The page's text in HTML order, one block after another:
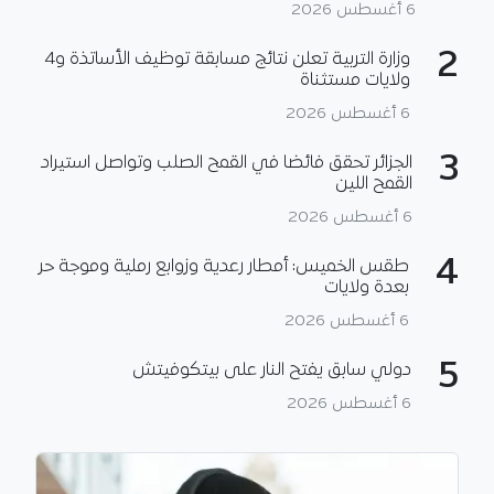
6 أغسطس 2026
2
وزارة التربية تعلن نتائج مسابقة توظيف الأساتذة و4
ولايات مستثناة
6 أغسطس 2026
3
الجزائر تحقق فائضا في القمح الصلب وتواصل استيراد
القمح اللين
6 أغسطس 2026
4
طقس الخميس: أمطار رعدية وزوابع رملية وموجة حر
بعدة ولايات
6 أغسطس 2026
5 دولي سابق يفتح النار على بيتكوفيتش
6 أغسطس 2026